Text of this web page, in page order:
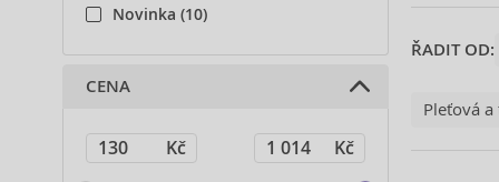
ŘADIT OD:
Pleťová
Novinka (10)
CENA